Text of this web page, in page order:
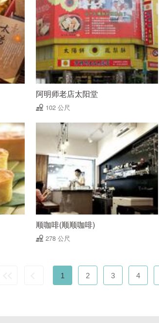
阿明师老店太阳堂
102 公尺
顺咖啡(顺顺咖啡)
278 公尺
1 2 3 4